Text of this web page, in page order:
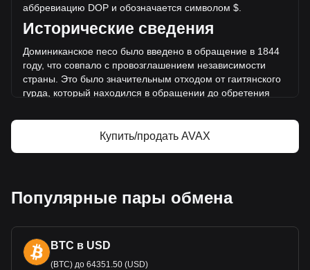
Дополнительная информация о
Avalanche на Bitget
Цена Avalanche
Прогноз курса Avalanche
Что такое Avalanche (AVAX)
аббревиацию DOP и обозначается символом $.
Исторические сведения
Доминиканское песо было введено в обращение в 1844
году, что совпало с провозглашением независимости
страны. Это было значительным отходом от гаитянского
гурда, который находился в обращении до обретения
стремлении Доминиканской Республики к
экономическому суверенитету и идентичности.
Дизайн и символика
культуры страны. На банкнотах и монетах изображены
такие выдающиеся национальные герои, как Хуан Пабло
достопримечательности и символы, представляющие
природные чудеса и культурное богатство страны. Такое
Купить/продать AVAX
Популярные пары обмена
BTC в USD
(BTC) до 64351.50 (USD)